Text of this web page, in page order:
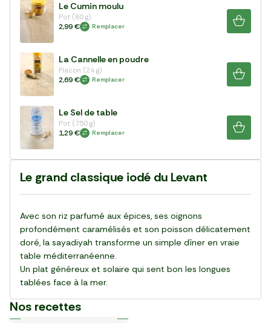
Le Cumin moulu
Pot (80 g)
2,99 €
Remplacer
La Cannelle en poudre
Flacon (24 g)
2,69 €
Remplacer
Le Sel de table
Pot (750 g)
1,29 €
Remplacer
Le grand classique iodé du Levant
Avec son riz parfumé aux épices, ses oignons
profondément caramélisés et son poisson délicatement
doré, la sayadiyah transforme un simple dîner en vraie
table méditerranéenne.
Un plat généreux et solaire qui sent bon les longues
tablées face à la mer.
Nos recettes